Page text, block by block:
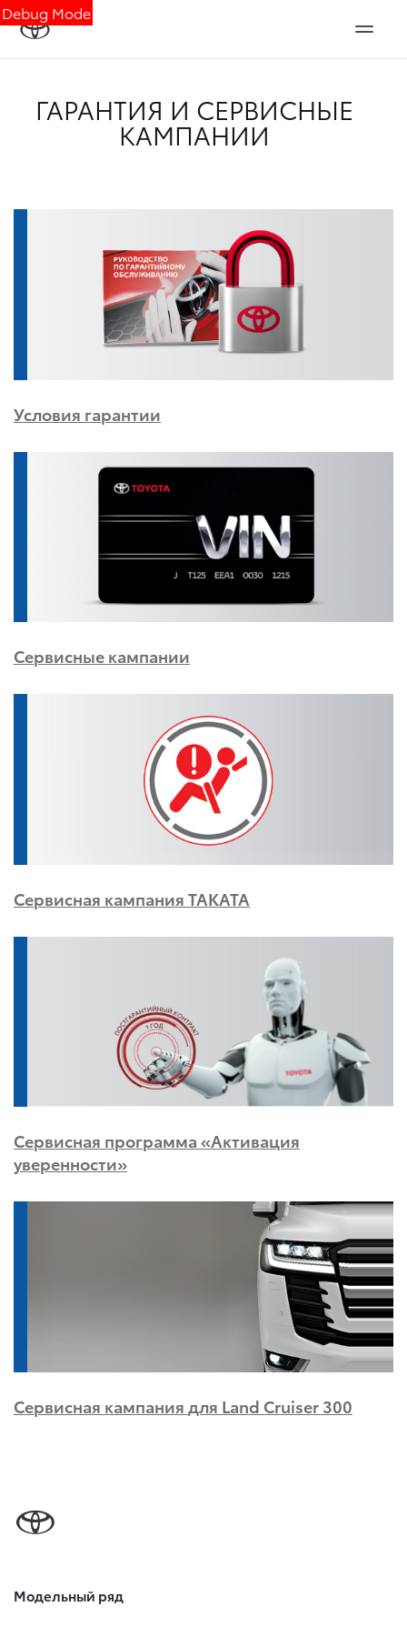
Debug Mode
ГАРАНТИЯ И СЕРВИСНЫЕ
КАМПАНИИ
Условия гарантии
Сервисные кампании
Сервисная кампания TAKATA
Сервисная программа «Активация
уверенности»
Сервисная кампания для Land Cruiser 300
Модельный ряд